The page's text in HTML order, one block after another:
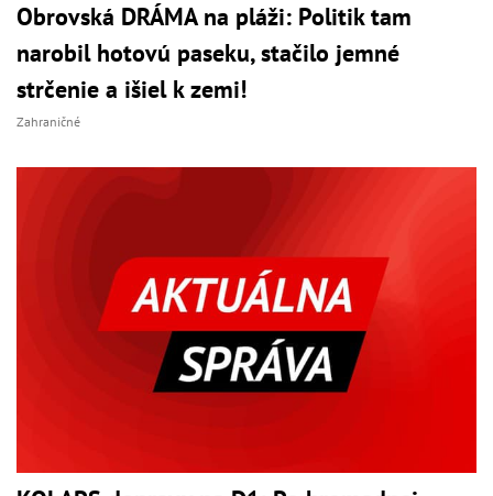
Obrovská DRÁMA na pláži: Politik tam
narobil hotovú paseku, stačilo jemné
strčenie a išiel k zemi!
Zahraničné